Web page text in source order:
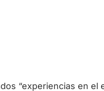
“experiencias en el